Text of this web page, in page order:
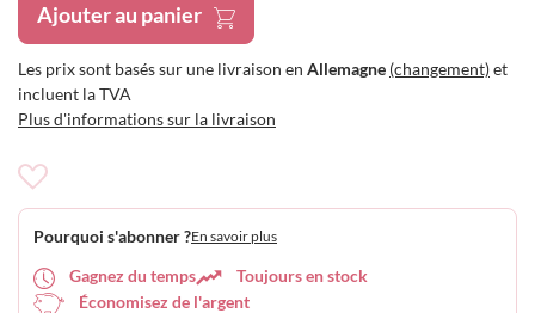
Pourquoi s'abonner ?En savoir plus
Gagnez du temps
Toujours en stock
Économisez de l'argent
Les prix sont basés sur une livraison en Allemagne (changement)et
incluent la TVA
Plus d'informations sur la livraison
Ajouter au panier
à
d’envie